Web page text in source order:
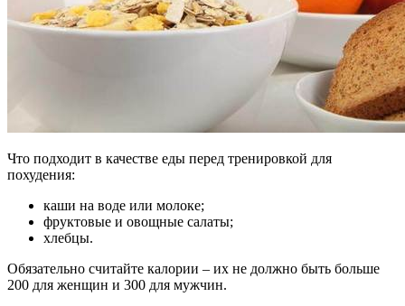
Что подходит в качестве еды перед тренировкой для
похудения:
каши на воде или молоке;
фруктовые и овощные салаты;
хлебцы.
Обязательно считайте калории – их не должно быть больше
200 для женщин и 300 для мужчин.